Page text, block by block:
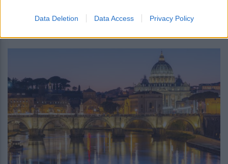
Data Deletion Data Access Privacy Policy